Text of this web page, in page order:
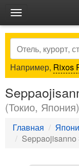
Toggle
navigation
Search
Например, Rixos
(Токио, Япония)
Главная